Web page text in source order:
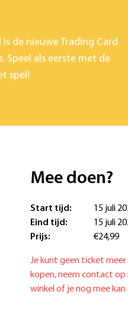
de nieuwe Trading Card
Speel als eerste met de
spel!
Mee doen?
Start tijd:
15 juli
Eind tijd:
15 juli
Prijs:
€24,99
Je kunt geen ticket meer
kopen, neem contact
winkel of je nog mee kan